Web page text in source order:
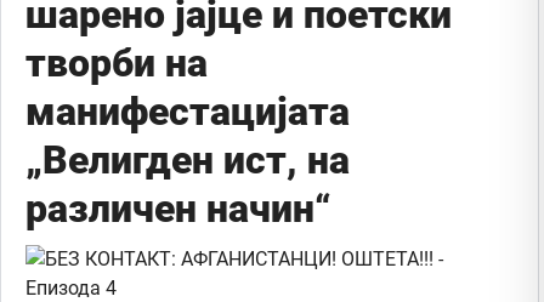
шарено јајце и поетски
творби на
манифестацијата
„Велигден ист, на
различен начин“